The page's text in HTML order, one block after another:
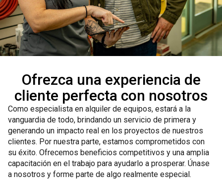
Ofrezca una experiencia de
cliente perfecta con nosotros
Como especialista en alquiler de equipos, estará a la
vanguardia de todo, brindando un servicio de primera y
generando un impacto real en los proyectos de nuestros
clientes. Por nuestra parte, estamos comprometidos con
su éxito. Ofrecemos beneficios competitivos y una amplia
capacitación en el trabajo para ayudarlo a prosperar. Únase
a nosotros y forme parte de algo realmente especial.